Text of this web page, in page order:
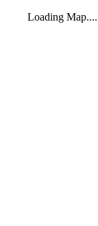
Loading Map....